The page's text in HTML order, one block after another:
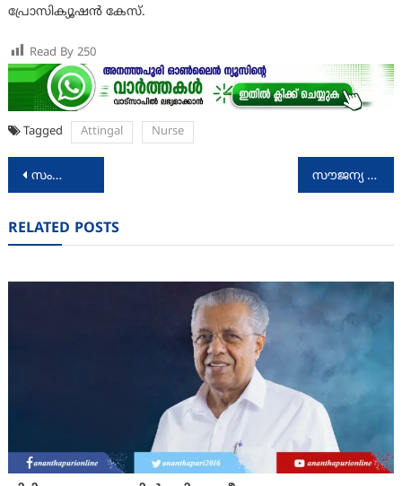
പ്രോസിക്യൂഷൻ കേസ്.
Read By 250
Tagged Attingal Nurse
Post
സംസ്ഥാനത്തെ ആദ്യ ബാലാവകാശ ക്ലബ്ബ് വിതുരയിൽ സൗജന്യ ചികിത്സാ സഹായം ഇരട്ടിയാക്കി: മന്ത്രി വീണാ ജോര്‍ജ്
RELATED POSTS